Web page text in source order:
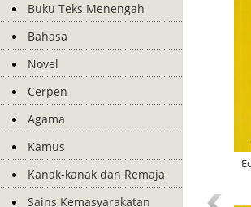
Buku Teks Menengah
Bahasa
Novel
Cerpen
Agama
Kamus
Kanak-kanak dan Remaja
Sains Kemasyarakatan